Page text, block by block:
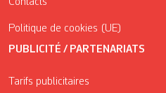
Politique de cookies (UE)
PUBLICITÉ / PARTENARIATS
Tarifs publicitaires